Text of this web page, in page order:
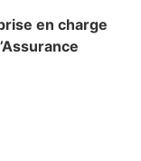
en charge